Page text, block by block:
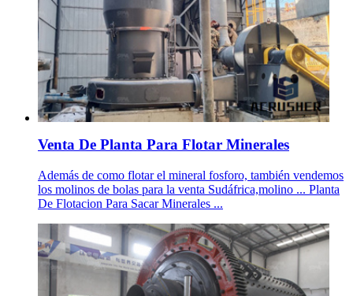
Venta De Planta Para Flotar Minerales
Además de como flotar el mineral fosforo, también vendemos
los molinos de bolas para la venta Sudáfrica,molino ... Planta
De Flotacion Para Sacar Minerales ...